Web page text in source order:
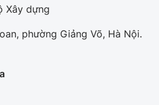
Xây dựng
phường Giảng Võ, Hà Nội.